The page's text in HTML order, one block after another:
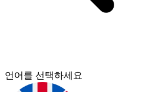
언어를 선택하세요